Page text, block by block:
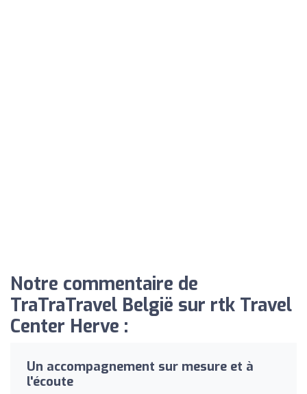
Notre commentaire de
TraTraTravel België sur rtk Travel
Center Herve :
Un accompagnement sur mesure et à
l'écoute